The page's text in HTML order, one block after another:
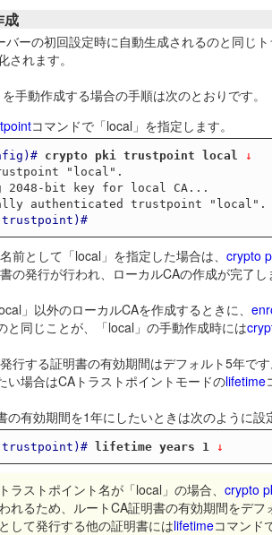
成
バーの初回設定時に自動生成されるのと同じ
されます。
手動作成する場合の手順は次のとおりです。
コマンドで「local」を指定します。
crypto pki trustpoint local
↓
"local".
2048-bit key for local CA...
trustpoint)#
前として「local」を指定した場合は、 crypto
の発行が行われ、ローカルCAの作成が完了し
」以外のローカルCAを作成するときに、
と同じことが、「local」の手動作成時には
行する証明書の有効期間はデフォルト5年で
い場合はCAトラストポイントモードのlifetime
の有効期間を1年にしたいときは次のように設
trustpoint)# lifetime years 1 ↓
トラストポイント名が「local」の場合、crypto
われるため、ルートCA証明書の有効期間をデ
として発行する他の証明書にはlifetimeコマンド